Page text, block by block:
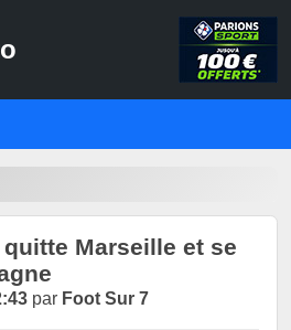
Marseille et se
par Foot Sur 7